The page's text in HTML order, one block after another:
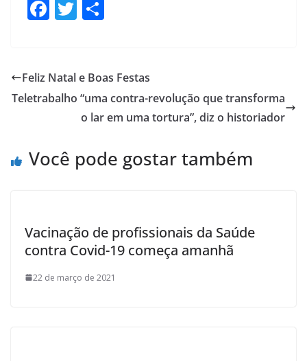
F
b
o
T
er e
Feliz Natal e Boas Festas
Teletrabalho “uma contra-revolução que transforma
o lar em uma tortura”, diz o historiador
Você pode gostar também
Vacinação de profissionais da Saúde
contra Covid-19 começa amanhã
22 de março de 2021